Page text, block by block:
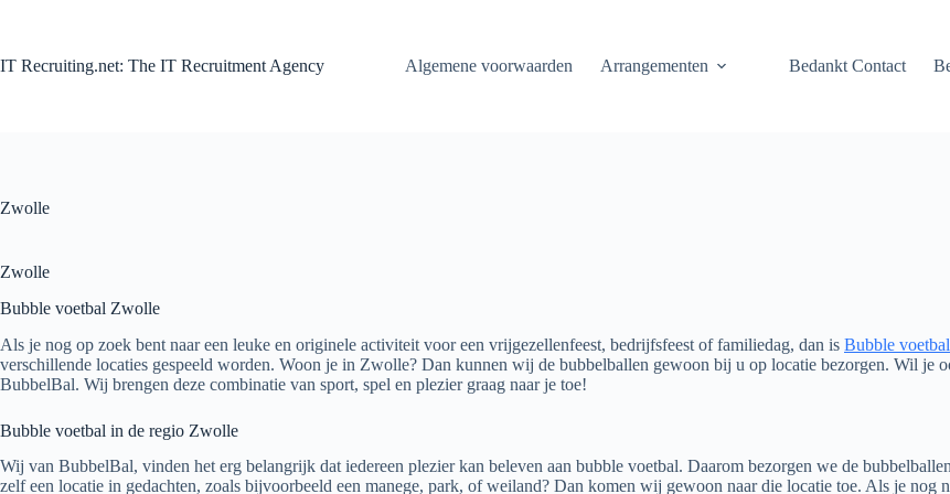
IT Recruiting.net: The IT Recruitment Agency
Algemene voorwaarden Arrangementen Bedankt Contact
Zwolle
Zwolle
Bubble voetbal Zwolle
Als je nog op zoek bent naar een leuke en originele activiteit voor een vrijgezellenfeest, bedrijfsfeest of familiedag, dan is Bubble voetbal
verschillende locaties gespeeld worden. Woon je in Zwolle? Dan kunnen wij de bubbelballen gewoon bij u op locatie bezorgen. Wil je
BubbelBal. Wij brengen deze combinatie van sport, spel en plezier graag naar je toe!
Bubble voetbal in de regio Zwolle
Wij van BubbelBal, vinden het erg belangrijk dat iedereen plezier kan beleven aan bubble voetbal. Daarom bezorgen we de
zelf een locatie in gedachten, zoals bijvoorbeeld een manege, park, of weiland? Dan komen wij gewoon naar die locatie toe. Als je nog